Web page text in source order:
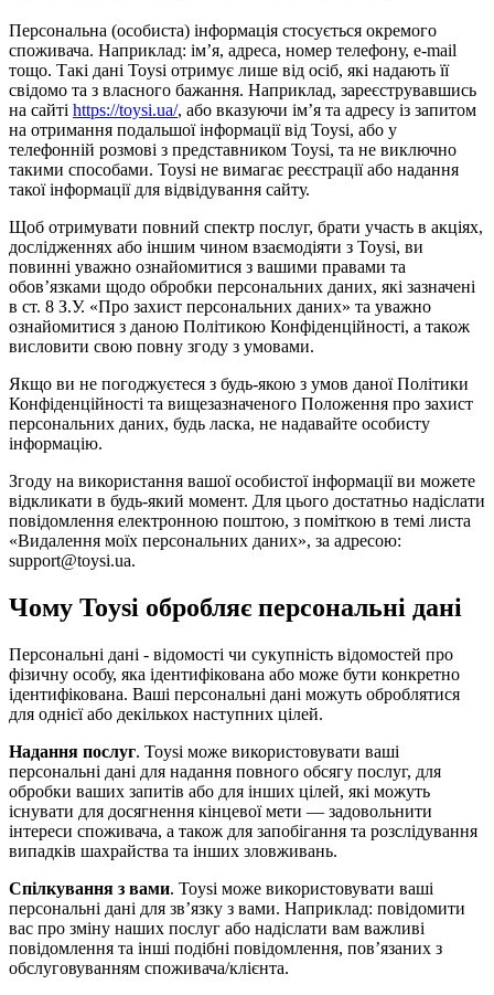
Персональна (особиста) інформація стосується окремого
споживача. Наприклад: ім’я, адреса, номер телефону, e-mail
тощо. Такі дані Toysi отримує лише від осіб, які надають її
свідомо та з власного бажання. Наприклад, зареєструвавшись
на сайті https://toysi.ua/, або вказуючи ім’я та адресу із запитом
на отримання подальшої інформації від Toysi, або у
телефонній розмові з представником Toysi, та не виключно
такими способами. Toysi не вимагає реєстрації або надання
такої інформації для відвідування сайту.
Щоб отримувати повний спектр послуг, брати участь в акціях,
дослідженнях або іншим чином взаємодіяти з Toysi, ви
повинні уважно ознайомитися з вашими правами та
обов’язками щодо обробки персональних даних, які зазначені
в ст. 8 З.У. «Про захист персональних даних» та уважно
ознайомитися з даною Політикою Конфіденційності, а також
висловити свою повну згоду з умовами.
Якщо ви не погоджуєтеся з будь-якою з умов даної Політики
Конфіденційності та вищезазначеного Положення про захист
персональних даних, будь ласка, не надавайте особисту
інформацію.
Згоду на використання вашої особистої інформації ви можете
відкликати в будь-який момент. Для цього достатньо надіслати
повідомлення електронною поштою, з поміткою в темі листа
«Видалення моїх персональних даних», за адресою:
support@toysi.ua.
Чому Toysi обробляє персональні дані
Персональні дані - відомості чи сукупність відомостей про
фізичну особу, яка ідентифікована або може бути конкретно
ідентифікована. Ваші персональні дані можуть оброблятися
для однієї або декількох наступних цілей.
Надання послуг. Toysi може використовувати ваші
персональні дані для надання повного обсягу послуг, для
обробки ваших запитів або для інших цілей, які можуть
існувати для досягнення кінцевої мети — задовольнити
інтереси споживача, а також для запобігання та розслідування
випадків шахрайства та інших зловживань.
Спілкування з вами. Toysi може використовувати ваші
персональні дані для зв’язку з вами. Наприклад: повідомити
вас про зміну наших послуг або надіслати вам важливі
повідомлення та інші подібні повідомлення, пов’язаних з
обслуговуванням споживача/клієнта.